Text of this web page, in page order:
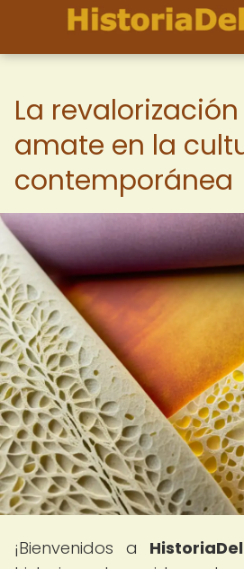
La
amate en la
contemporánea
¡Bienvenidos a